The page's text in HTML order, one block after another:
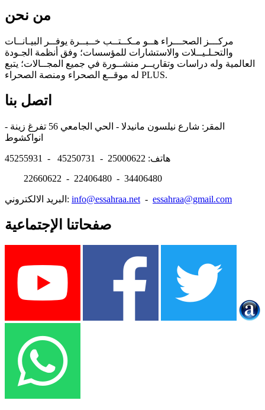
من نحن
مركـــز الصحـــراء هــو مـكــتــب خــبــرة يوفــر البيـانــات
والتحـلـيــلات والاستشارات للمؤسسات؛ وفق أنظمة الجـودة
العالمية وله دراسات وتقاريــر منشــورة في جميع المجــالات؛ يتبع
له موقــع الصحراء ومنصة الصحراء PLUS.
اتصل بنا
المقر: شارع نيلسون مانيدلا - الحي الجامعي 56 تفرغ زينة -
هاتف: 25000622 - 45250731 - 45255931
22660622 - 22406480 - 34406480
البريد الالكتروني: info@essahraa.net - essahraa@gmail.com
صفحاتنا الإجتماعية